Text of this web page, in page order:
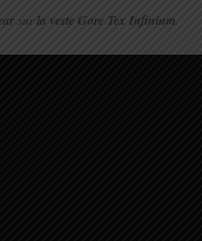
surla veste Gore Tex Infinium.